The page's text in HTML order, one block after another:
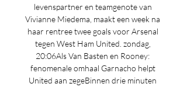
levenspartner en teamgenote van
Vivianne Miedema, maakt een week na
haar rentree twee goals voor Arsenal
tegen West Ham United. zondag,
20:06Als Van Basten en Rooney:
fenomenale omhaal Garnacho helpt
United aan zegeBinnen drie minuten